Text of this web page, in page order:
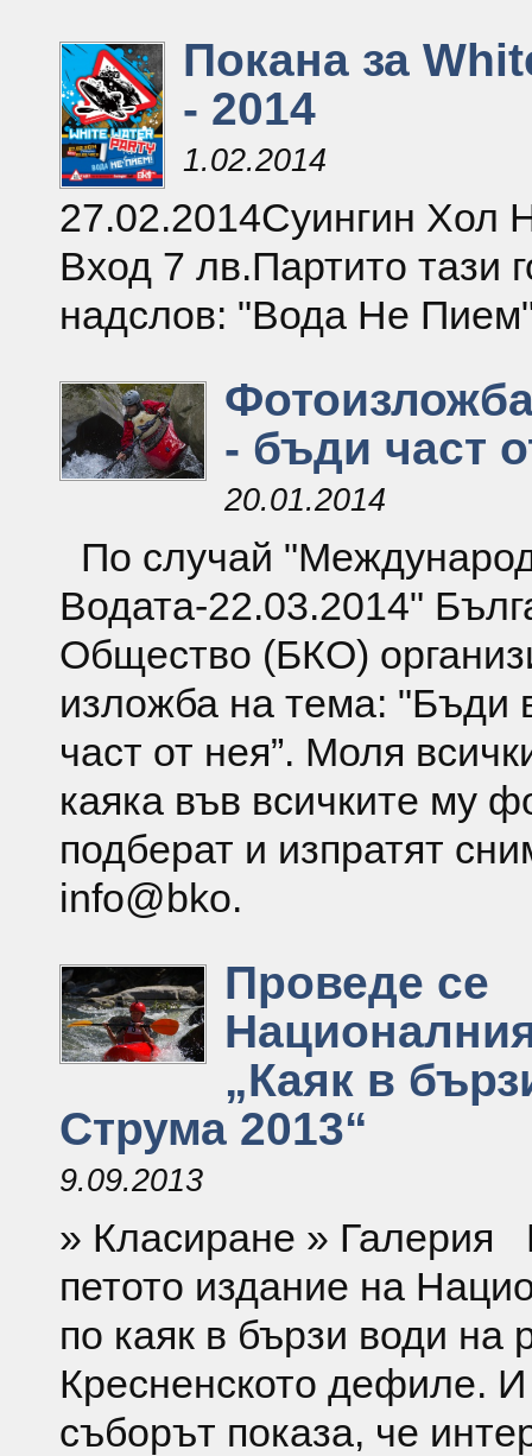
Покана за
- 2014
1.02.2014
27.02.2014Суингин Хол
Вход 7 лв.Партито тази
надслов: "Вода Не
- бъди част
20.01.2014
По случай
Водата-22.03.2014"
Общество (БКО)
изложба на тема: "Бъди
част от нея”. Моля
каяка във всичките му
подберат и изпратят
info@bko.
Проведе се
„Каяк в
Струма 2013“
9.09.2013
» Класиране » Галерия
петото издание на
по каяк в бързи води на
Кресненското дефиле. И
съборът показа, че